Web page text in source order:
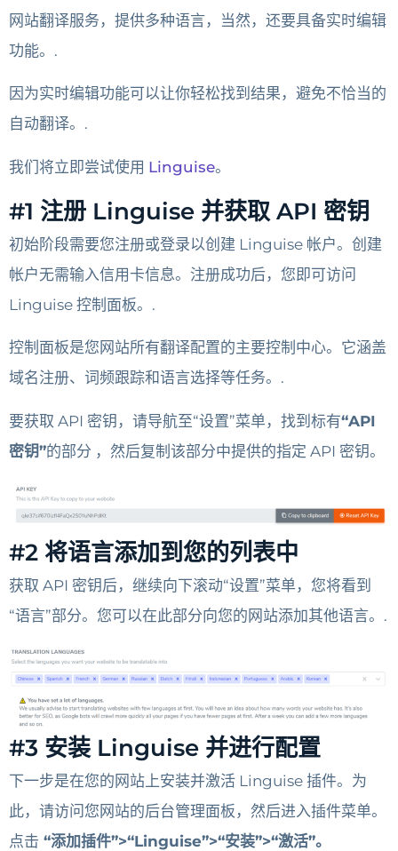
网站翻译服务，提供多种语言，当然，还要具备实时编辑
功能。.
因为实时编辑功能可以让你轻松找到结果，避免不恰当的
自动翻译。.
我们将立即尝试使用 Linguise。
#1 注册 Linguise 并获取 API 密钥
初始阶段需要您注册或登录以创建 Linguise 帐户。创建
帐户无需输入信用卡信息。注册成功后，您即可访问
Linguise 控制面板。.
控制面板是您网站所有翻译配置的主要控制中心。它涵盖
域名注册、词频跟踪和语言选择等任务。.
要获取 API 密钥，请导航至“设置”菜单，找到标有“API
密钥”的部分 ，然后复制该部分中提供的指定 API 密钥。
#2 将语言添加到您的列表中
获取 API 密钥后，继续向下滚动“设置”菜单，您将看到
“语言”部分。您可以在此部分向您的网站添加其他语言。.
#3 安装 Linguise 并进行配置
下一步是在您的网站上安装并激活 Linguise 插件。为
此，请访问您网站的后台管理面板，然后进入插件菜单。
点击 “添加插件”>“Linguise”>“安装”>“激活”。